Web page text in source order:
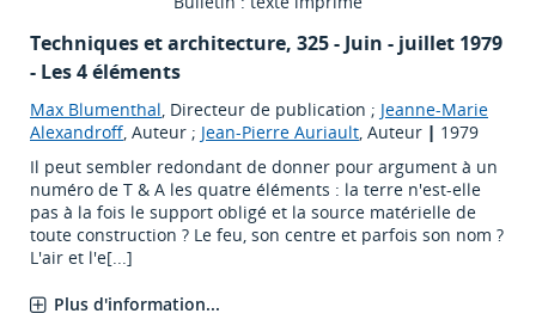
Techniques et architecture, 325 - Juin - juillet 1979
- Les 4 éléments
Max Blumenthal, Directeur de publication ; Jeanne-Marie
Alexandroff, Auteur ; Jean-Pierre Auriault, Auteur | 1979
Il peut sembler redondant de donner pour argument à un
numéro de T & A les quatre éléments : la terre n'est-elle
pas à la fois le support obligé et la source matérielle de
toute construction ? Le feu, son centre et parfois son nom ?
L'air et l'e[...]
Plus d'information...